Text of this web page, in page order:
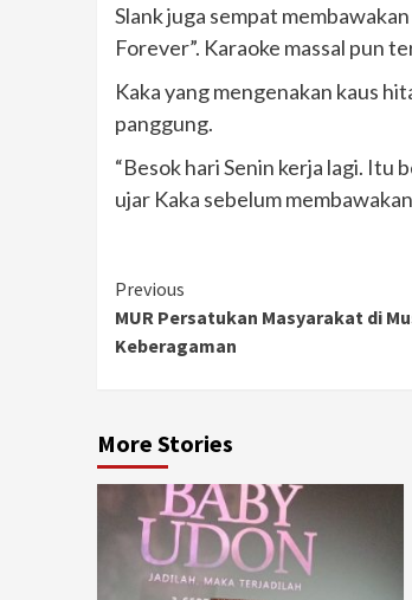
Slank juga sempat
Forever”. Karaoke massal pun
Kaka yang mengenakan kaus
panggung.
“Besok hari Senin kerja lagi. Itu
ujar Kaka sebelum
Continue
Reading
Previous
MUR Persatukan Masyarakat di
Keberagaman
More Stories